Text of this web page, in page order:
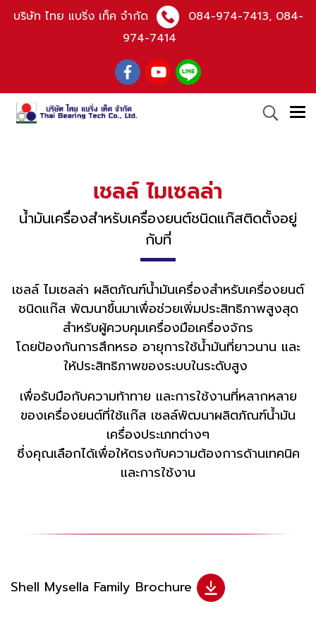
บริษัท ไทย แบริ่ง เท็ค จำกัด 084-974-7413, 084-
974-7414
เชลล์ ไมเซลล่า
น้ำมันเครื่องสำหรับเครื่องยนต์ชนิดแก๊สติดตั้งอยู่
กับที่
เชลล์ ไมเซลล่า ผลิตภัณฑ์น้ำมันเครื่องสำหรับเครื่องยนต์
ชนิดแก๊ส พัฒนาขึ้นมาเพื่อช่วยเพิ่มประสิทธิภาพสูงสุด
สำหรับผู้ควบคุมเครื่องมือเครื่องจักร
โดยป้องกันการสึกหรอ อายุการใช้น้ำมันที่ยาวนาน และ
ให้ประสิทธิภาพของระบบในระดับสูง
เพื่อรับมือกับความท้าทาย และการใช้งานที่หลากหลาย
ของเครื่องยนต์ที่ใช้แก๊ส เชลล์พัฒนาผลิตภัณฑ์น้ำมัน
เครื่องประเภทต่างๆ
ซึ่งคุณเลือกได้เพื่อให้ตรงกับความต้องการด้านเทคนิค
และการใช้งาน
Shell Mysella Family Brochure